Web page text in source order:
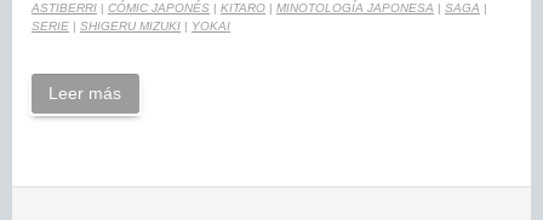
ASTIBERRI | CÓMIC JAPONÉS | KITARO | MINOTOLOGÍA JAPONESA | SAGA |
SERIE | SHIGERU MIZUKI | YOKAI
Leer más